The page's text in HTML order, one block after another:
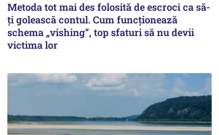
Metoda tot mai des folosită de escroci ca să-
ți golească contul. Cum funcționează
schema „vishing”, top sfaturi să nu devii
victima lor